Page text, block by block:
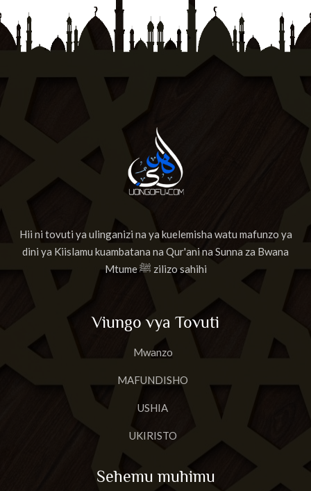
Hii ni tovuti ya ulinganizi na ya kuelemisha watu mafunzo ya
dini ya Kiislamu kuambatana na Qur'ani na Sunna za Bwana
Mtume ﷺ zilizo sahihi
Viungo vya Tovuti
Mwanzo
MAFUNDISHO
USHIA
UKIRISTO
Sehemu muhimu